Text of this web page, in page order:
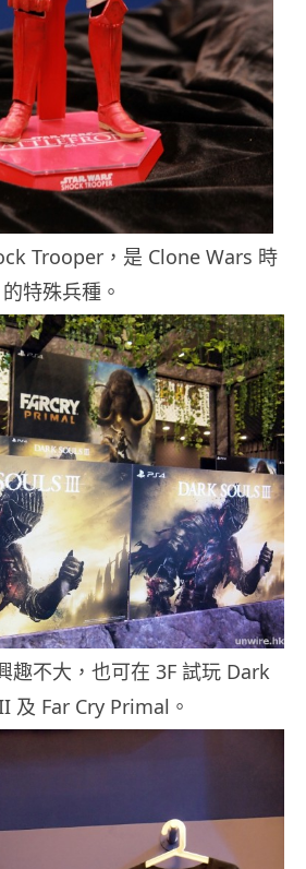
Trooper，是 Clone Wars 時
的特殊兵種。
不大，也可在 3F 試玩 Dark
及 Far Cry Primal。